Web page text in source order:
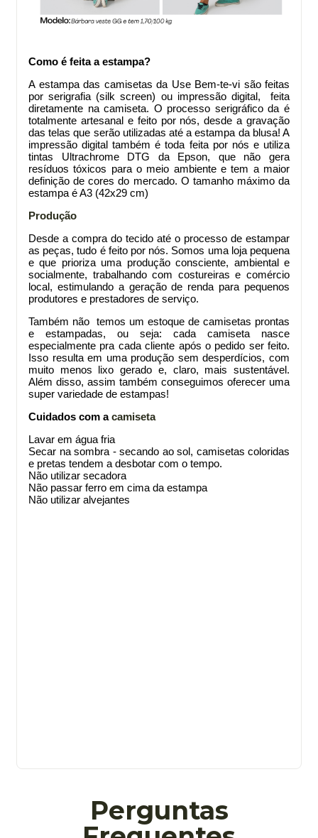
Como é feita a estampa?
A estampa das camisetas da Use Bem-te-vi são feitas
por serigrafia (silk screen) ou impressão digital, feita
diretamente na camiseta. O processo serigráfico da é
totalmente artesanal e feito por nós, desde a gravação
das telas que serão utilizadas até a estampa da blusa! A
impressão digital também é toda feita por nós e utiliza
tintas Ultrachrome DTG da Epson, que não gera
resíduos tóxicos para o meio ambiente e tem a maior
definição de cores do mercado. O tamanho máximo da
estampa é A3 (42x29 cm)
Produção
Desde a compra do tecido até o processo de estampar
as peças, tudo é feito por nós. Somos uma loja pequena
e que prioriza uma produção consciente, ambiental e
socialmente, trabalhando com costureiras e comércio
local, estimulando a geração de renda para pequenos
produtores e prestadores de serviço.
Também não temos um estoque de camisetas prontas
e estampadas, ou seja: cada camiseta nasce
especialmente pra cada cliente após o pedido ser feito.
Isso resulta em uma produção sem desperdícios, com
muito menos lixo gerado e, claro, mais sustentável.
Além disso, assim também conseguimos oferecer uma
super variedade de estampas!
Cuidados com acamiseta
Lavar em água fria
Secar na sombra - secando ao sol, camisetas coloridas
e pretas tendem a desbotar com o tempo.
Não utilizar secadora
Não passar ferro em cima da estampa
Não utilizar alvejantes
Perguntas